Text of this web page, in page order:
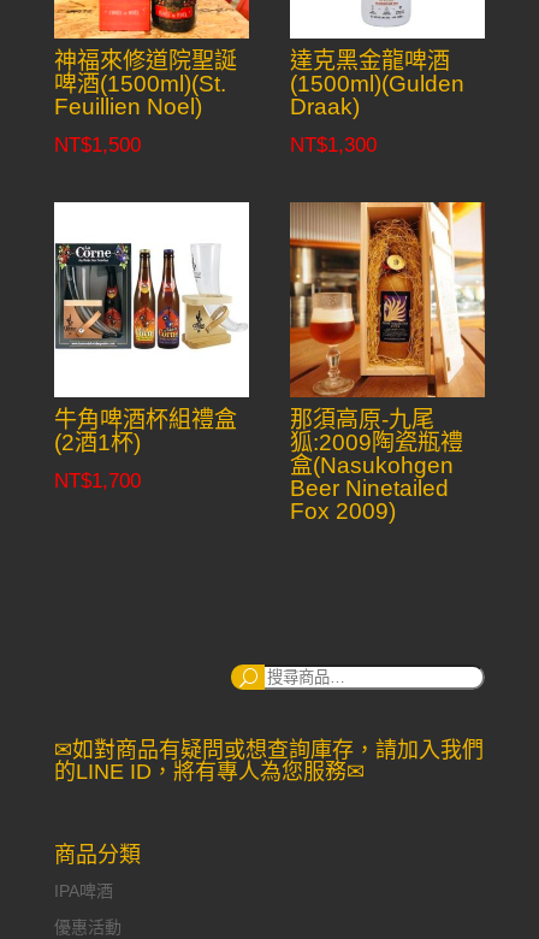
神福來修道院聖誕
啤酒(1500ml)(St.
Feuillien Noel)
NT$1,500
達克黑金龍啤酒
(1500ml)(Gulden
Draak)
NT$1,300
牛角啤酒杯組禮盒
(2酒1杯)
NT$1,700
那須高原-九尾
狐:2009陶瓷瓶禮
盒(Nasukohgen
Beer Ninetailed
Fox 2009)
搜
✉如對商品有疑問或想查詢庫存，請加入我們
的LINE ID，將有專人為您服務✉
商品分類
IPA啤酒
優惠活動